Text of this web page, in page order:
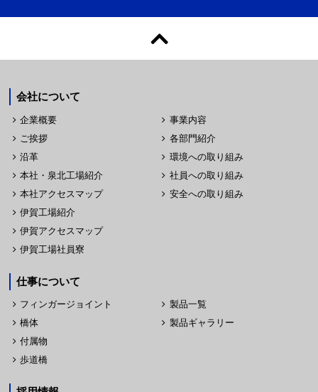
会社について
企業概要
ご挨拶
沿革
本社・泉北工場紹介
本社アクセスマップ
伊賀工場紹介
伊賀アクセスマップ
伊賀工場社員寮
事業内容
各部門紹介
環境への取り組み
社員への取り組み
安全への取り組み
仕事について
フィンガージョイント
橋体
付属物
歩道橋
製品一覧
製品ギャラリー